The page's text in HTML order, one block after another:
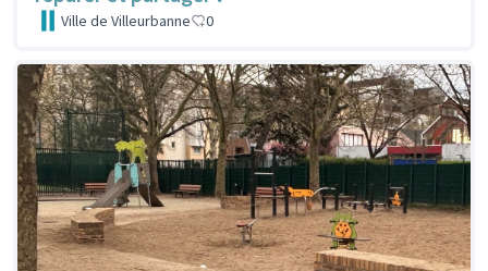
Ville de Villeurbanne 0